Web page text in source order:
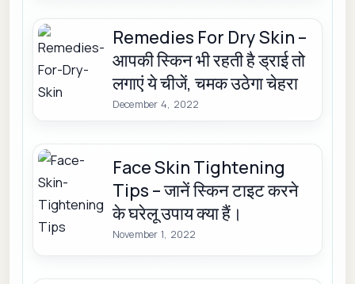
Remedies For Dry Skin –
आपकी स्किन भी रहती है ड्राई तो
लगाएं ये चीजें, चमक उठेगा चेहरा
December 4, 2022
Face Skin Tightening
Tips – जानें स्किन टाइट करने
के घरेलू उपाय क्या हैं।
November 1, 2022